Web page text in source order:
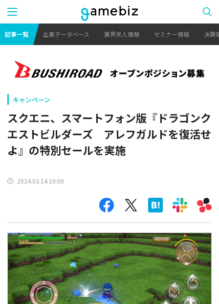
記事一覧 企業データベース 業界求人情報 セミナー情報 決算
キャンペーン
スクエニ、スマートフォン版『ドラゴンク
エストビルダーズ アレフガルドを復活せ
よ』の特別セールを実施
2024.03.14 19:00